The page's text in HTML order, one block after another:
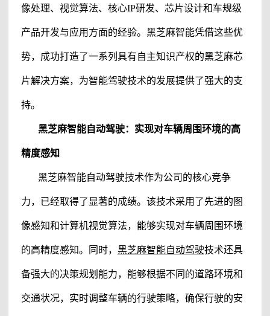
像处理、视觉算法、核心IP研发、芯片设计和车规级
产品开发与应用方面的经验。 黑芝麻智能凭借这些优
势，成功打造了一系列具有自主知识产权的黑芝麻芯
片解决方案，为智能驾驶技术的发展提供了强大的支
持。
黑芝麻智能自动驾驶：实现对车辆周围环境的高
精度感知
黑芝麻智能自动驾驶技术作为公司的核心竞争
力，已经取得了显著的成绩。该技术采用了先进的图
像感知和计算机视觉算法，能够实现对车辆周围环境
的高精度感知。同时， 黑芝麻智能自动驾驶技术还具
备强大的决策规划能力，能够根据不同的道路环境和
交通状况，实时调整车辆的行驶策略，确保行驶的安